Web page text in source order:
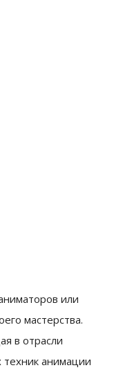
или
мастерства.
в отрасли
техник анимации